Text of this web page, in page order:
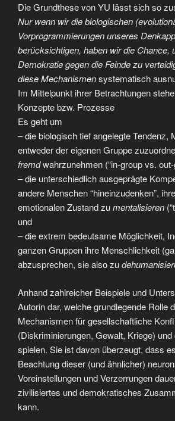
Die Grundthese von YU lässt sich so
Nur wenn wir die biologischen
Vorprogrammierungen unseres
berücksichtigen, haben wir die Chance,
Demokratie gegen die Feinde zu
diese Mechanismensystematisch
Im Mittelpunkt ihrer Betrachtungen
Konzepte bzw. Prozesse
Es geht um
– die biologisch tief angelegte Tendenz,
entweder der eigenen Gruppe
fremdwahrzunehmen (“in-group vs. out-
– die unterschiedlich ausgeprägte
andere Menschen “hineinzudenken”,
emotionalen Zustand zumentalisieren
und
– die extrem bedeutsame Möglichkeit,
ganzen Gruppen ihre Menschlichkeit
abzusprechen, sie also zu
Anhand zahlreicher Beispiele und
Autorin dar, welche grundlegende Rolle
Mechanismen für gesellschaftliche
(Diskriminierungen, Gewalt, Kriege)
spielen. Sie ist davon überzeugt, dass
Beachtung dieser (und ähnlicher)
Voreinstellungen und Verzerrungen
zivilisiertes und demokratisches
kann.